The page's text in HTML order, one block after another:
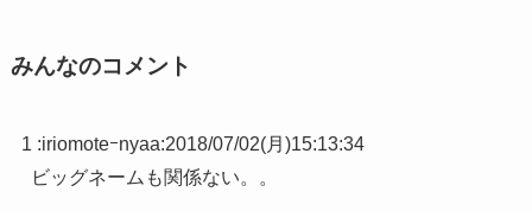
みんなのコメント
1 :iriomoteｰnyaa:2018/07/02(月)15:13:34
ビッグネームも関係ない。。